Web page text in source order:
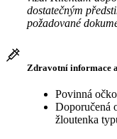
dostatečným
požadované
Zdravotní informace
Povinná
Doporučená
žloutenka